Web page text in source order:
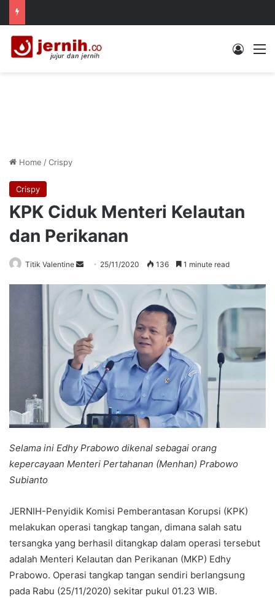
Log In
Home /Crispy
Crispy
KPK Ciduk Menteri Kelautan
dan Perikanan
Titik Valentine
Send
email
25/11/2020 136 1 minute read
Selama ini Edhy Prabowo dikenal sebagai orang
kepercayaan Menteri Pertahanan (Menhan) Prabowo
Subianto
JERNIH-Penyidik Komisi Pemberantasan Korupsi (KPK)
melakukan operasi tangkap tangan, dimana salah satu
tersangka yang berhasil ditangkap dalam operasi tersebut
adalah Menteri Kelautan dan Perikanan (MKP) Edhy
Prabowo. Operasi tangkap tangan sendiri berlangsung
pada Rabu (25/11/2020) sekitar pukul 01.23 WIB.